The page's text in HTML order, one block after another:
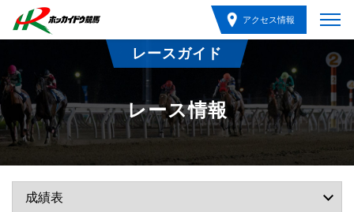
アクセス情報
レースガイド
レース情報